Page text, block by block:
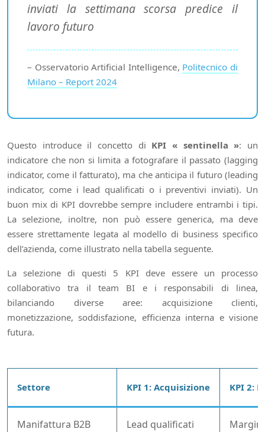
inviati la settimana scorsa predice il
lavoro futuro
– Osservatorio Artificial Intelligence, Politecnico di
Milano – Report 2024
Questo introduce il concetto di KPI « sentinella »: un
indicatore che non si limita a fotografare il passato (lagging
indicator, come il fatturato), ma che anticipa il futuro (leading
indicator, come i lead qualificati o i preventivi inviati). Un
buon mix di KPI dovrebbe sempre includere entrambi i tipi.
La selezione, inoltre, non può essere generica, ma deve
essere strettamente legata al modello di business specifico
dell’azienda, come illustrato nella tabella seguente.
La selezione di questi 5 KPI deve essere un processo
collaborativo tra il team BI e i responsabili di linea,
bilanciando diverse aree: acquisizione clienti,
monetizzazione, soddisfazione, efficienza interna e visione
futura.
Settore KPI 1: Acquisizione KPI 2:
Manifattura B2B Lead qualificati